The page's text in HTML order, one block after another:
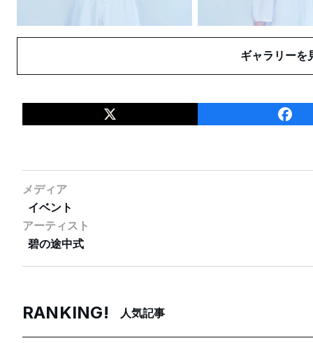
ギャラリーを
メディア
イベント
アーティスト
碧の途中式
RANKING! 人気記事